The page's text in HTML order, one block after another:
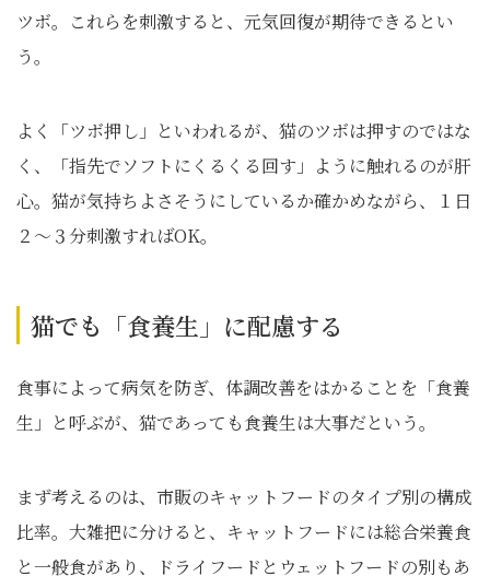
ツボ。これらを刺激すると、元気回復が期待できるとい
う。
よく「ツボ押し」といわれるが、猫のツボは押すのではな
く、「指先でソフトにくるくる回す」ように触れるのが肝
心。猫が気持ちよさそうにしているか確かめながら、１日
２～３分刺激すればOK。
猫でも「食養生」に配慮する
食事によって病気を防ぎ、体調改善をはかることを「食養
生」と呼ぶが、猫であっても食養生は大事だという。
まず考えるのは、市販のキャットフードのタイプ別の構成
比率。大雑把に分けると、キャットフードには総合栄養食
と一般食があり、ドライフードとウェットフードの別もあ